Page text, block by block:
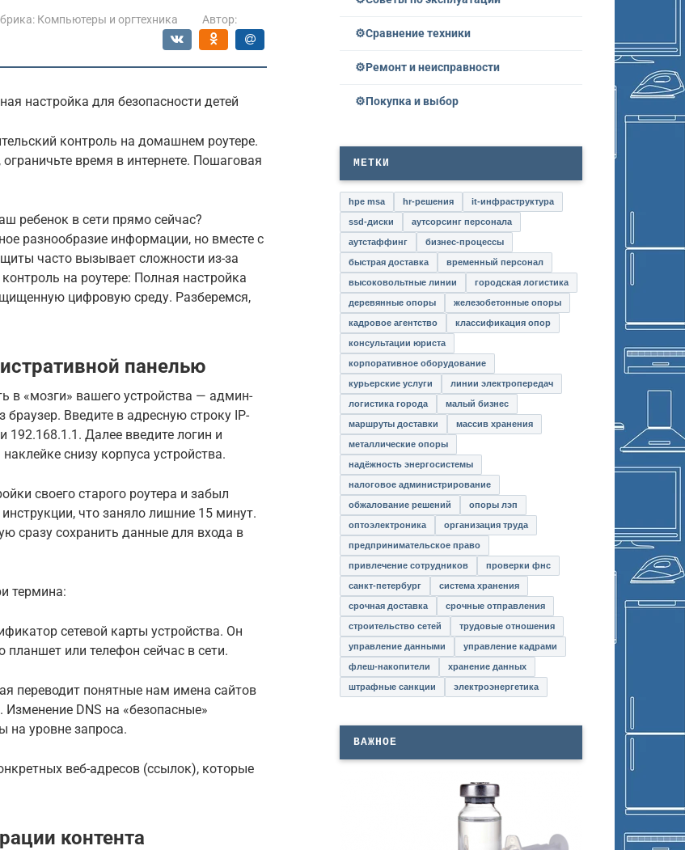
Компьютеры и оргтехника
Автор:
настройка для безопасности детей
контроль на домашнем роутере.
время в интернете. Пошаговая
ребенок в сети прямо сейчас?
разнообразие информации, но вместе с
часто вызывает сложности из-за
на роутере: Полная настройка
цифровую среду. Разберемся,
панелью
в «мозги» вашего устройства — админ-
Введите в адресную строку IP-
192.168.1.1. Далее введите логин и
снизу корпуса устройства.
своего старого роутера и забыл
что заняло лишние 15 минут.
сразу сохранить данные для входа в
термина:
сетевой карты устройства. Он
планшет или телефон сейчас в сети.
переводит понятные нам имена сайтов
DNS на «безопасные»
на уровне запроса.
веб-адресов (ссылок), которые
контента
Сравнение техники
Ремонт и неисправности
Покупка и выбор
МЕТКИ
hpe msa hr-решения it-инфраструктура
ssd-диски аутсорсинг персонала
аутстаффинг бизнес-процессы
быстрая доставка временный персонал
высоковольтные линии городская логистика
деревянные опоры железобетонные опоры
кадровое агентство классификация опор
консультации юриста
корпоративное оборудование
курьерские услуги линии электропередач
логистика города малый бизнес
маршруты доставки массив хранения
металлические опоры
надёжность энергосистемы
налоговое администрирование
обжалование решений опоры лэп
оптоэлектроника организация труда
предпринимательское право
привлечение сотрудников проверки фнс
санкт-петербург система хранения
срочная доставка срочные отправления
строительство сетей трудовые отношения
управление данными управление кадрами
флеш-накопители хранение данных
штрафные санкции электроэнергетика
ВАЖНОЕ